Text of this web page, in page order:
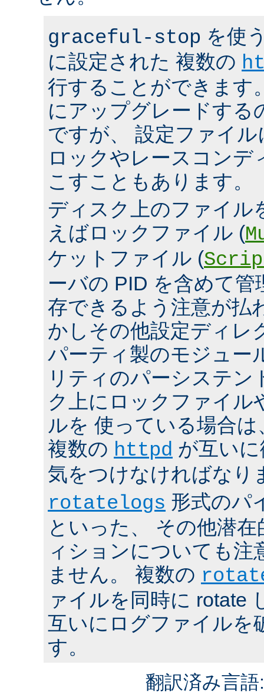
graceful-stop を使
に設定された 複数の
行することができます
にアップグレードする
ですが、 設定ファイ
ロックやレースコンデ
こすこともあります。
ディスク上のファイル
えばロックファイル (
ケットファイル (
ーバの PID を含めて
存できるよう注意が払
かしその他設定ディレ
パーティ製のモジュー
リティのパーシステン
ク上にロックファイル
ルを 使っている場合
複数の httpd が互い
気をつけなければなり
rotatelogs 形式のパ
といった、 その他潜
ィションについても注
ません。 複数の
ァイルを同時に rotate
互いにログファイルを
す。
翻訳済み言